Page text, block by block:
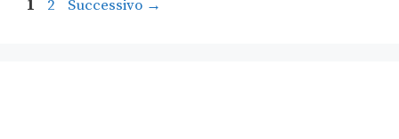
1 2 Successivo →